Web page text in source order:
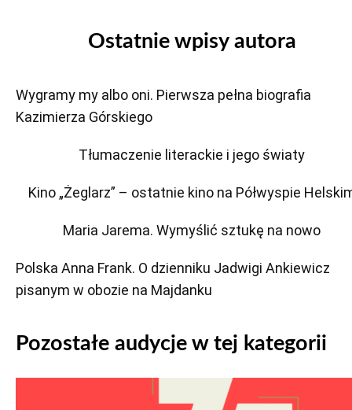
Ostatnie wpisy autora
Wygramy my albo oni. Pierwsza pełna biografia
Kazimierza Górskiego
Tłumaczenie literackie i jego światy
Kino „Żeglarz” – ostatnie kino na Półwyspie
Maria Jarema. Wymyślić sztukę na nowo
Polska Anna Frank. O dzienniku Jadwigi Ankiewicz
pisanym w obozie na Majdanku
Pozostałe audycje w tej kategorii